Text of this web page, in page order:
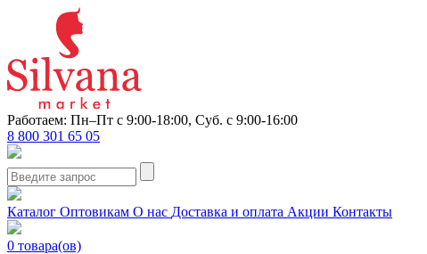
Работаем: Пн–Пт с 9:00-18:00, Суб. с 9:00-16:00
8 800 301 65 05
Каталог Оптовикам О нас Доставка и оплата Акции Контакты
0 товара(ов)